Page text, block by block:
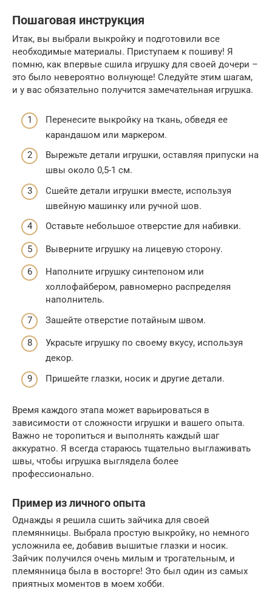
Пошаговая инструкция
Итак, вы выбрали выкройку и подготовили все
необходимые материалы. Приступаем к пошиву! Я
помню, как впервые сшила игрушку для своей дочери –
это было невероятно волнующе! Следуйте этим шагам,
и у вас обязательно получится замечательная игрушка.
Перенесите выкройку на ткань, обведя ее
карандашом или маркером.
Вырежьте детали игрушки, оставляя припуски на
швы около 0,5-1 см.
Сшейте детали игрушки вместе, используя
швейную машинку или ручной шов.
Оставьте небольшое отверстие для набивки.
Выверните игрушку на лицевую сторону.
Наполните игрушку синтепоном или
холлофайбером, равномерно распределяя
наполнитель.
Зашейте отверстие потайным швом.
Украсьте игрушку по своему вкусу, используя
декор.
Пришейте глазки, носик и другие детали.
Время каждого этапа может варьироваться в
зависимости от сложности игрушки и вашего опыта.
Важно не торопиться и выполнять каждый шаг
аккуратно. Я всегда стараюсь тщательно выглаживать
швы, чтобы игрушка выглядела более
профессионально.
Пример из личного опыта
Однажды я решила сшить зайчика для своей
племянницы. Выбрала простую выкройку, но немного
усложнила ее, добавив вышитые глазки и носик.
Зайчик получился очень милым и трогательным, и
племянница была в восторге! Это был один из самых
приятных моментов в моем хобби.